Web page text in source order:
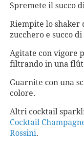
Spremete il succo
Riempite lo shaker
zucchero e succo
Agitate con vigore
filtrando in una
Guarnite con una
colore.
Altri cocktail
Cocktail
Rossini.